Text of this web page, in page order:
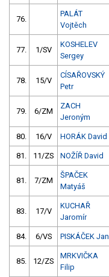
76.
PALÁT
Vojtěch
77. 1/SV
KOSHELEV
Sergey
78. 15/V
CÍSAŘOVSKÝ
Petr
79. 6/ZM
ZACH
Jeroným
80. 16/V HORÁK David
81. 11/ZS NOŽÍŘ David
81. 7/ZM
ŠPAČEK
Matyáš
83. 17/V
KUCHAŘ
Jaromír
84. 6/VS PISKÁČEK Jan
85. 12/ZS
MRKVIČKA
Filip